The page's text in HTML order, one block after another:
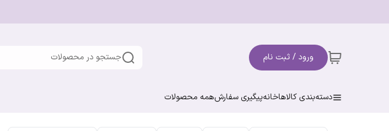
ورود / ثبت نام جستجو در محصولات
دسته‌بندی کالاهاخانهپیگیری سفارشهمه محصولات